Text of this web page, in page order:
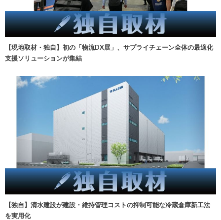
【現地取材・独自】初の「物流DX展」、サプライチェーン全体の最適化
支援ソリューションが集結
【独自】清水建設が建設・維持管理コストの抑制可能な冷蔵倉庫新工法
を実用化